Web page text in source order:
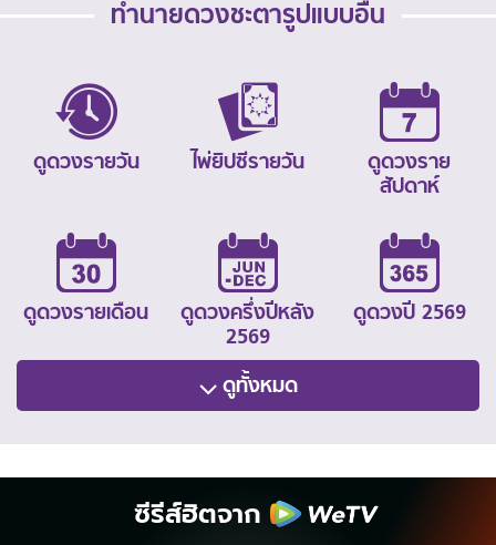
ทำนายดวงชะตารูปแบบอื่น
ดูดวงรายวัน ไพ่ยิปซีรายวัน
ดูดวงราย
สัปดาห์
ดูดวงรายเดือน
ดูดวงครึ่งปีหลัง
2569
ดูดวงปี 2569
ดูทั้งหมด
ซีรีส์ฮิตจาก